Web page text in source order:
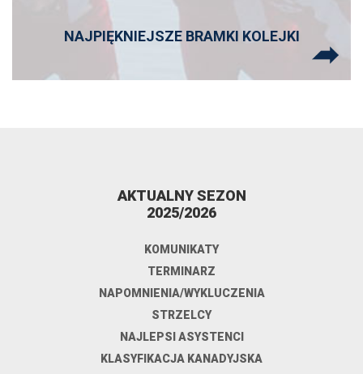
NAJPIĘKNIEJSZE BRAMKI KOLEJKI
AKTUALNY SEZON
2025/2026
KOMUNIKATY
TERMINARZ
NAPOMNIENIA/WYKLUCZENIA
STRZELCY
NAJLEPSI ASYSTENCI
KLASYFIKACJA KANADYJSKA